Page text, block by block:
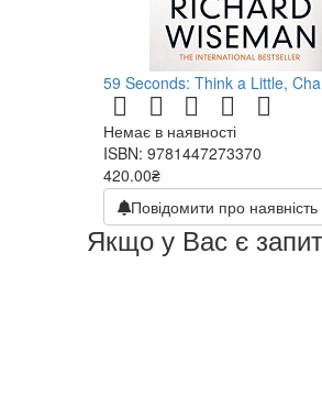
59 Seconds: Think a Little,
Немає в наявності
ISBN: 9781447273370
420.00₴
Повідомити про наявність
Якщо у Вас є